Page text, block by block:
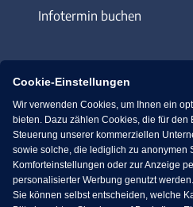
Infotermin buchen
Immowelt.de
Massivhaus.de
Cookie-Einstellungen
Wir verwenden Cookies, um Ihnen ein
bieten. Dazu zählen Cookies, die für den
Steuerung unserer kommerziellen
sowie solche, die lediglich zu anonymen
Komforteinstellungen oder zur Anzeige
personalisierter Werbung genutzt werden.
Sie können selbst entscheiden, welche